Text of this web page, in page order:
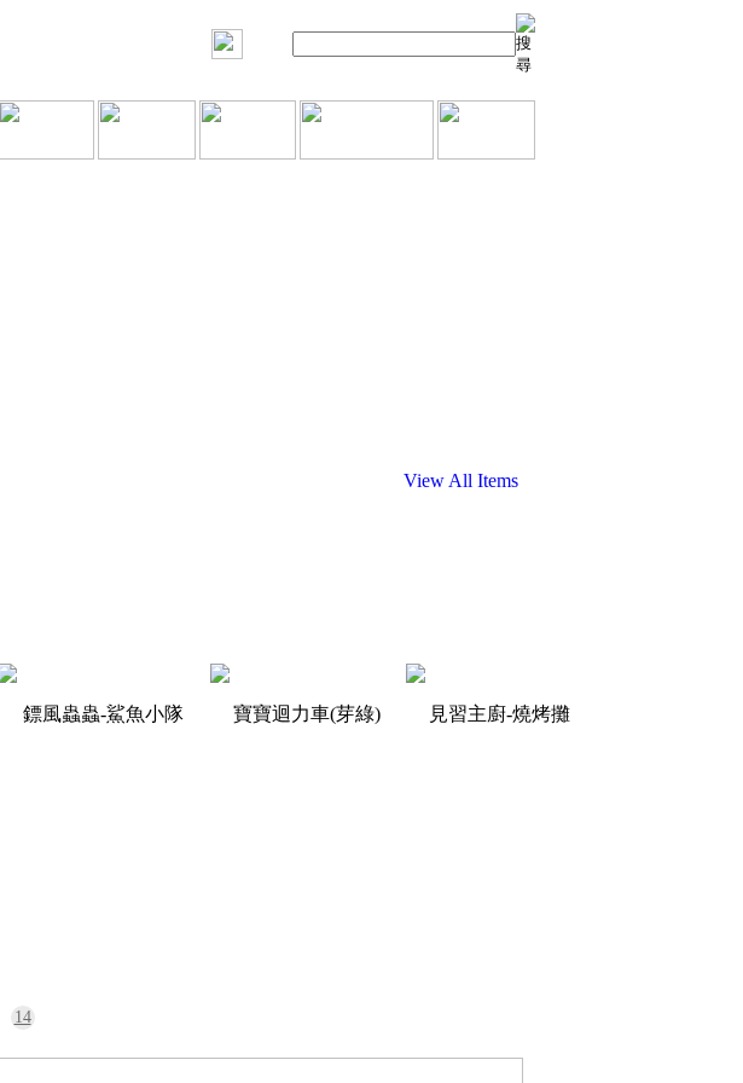
View All Items
鏢風蟲蟲-鯊魚小隊 寶寶迴力車(芽綠) 見習主廚-燒烤攤
14